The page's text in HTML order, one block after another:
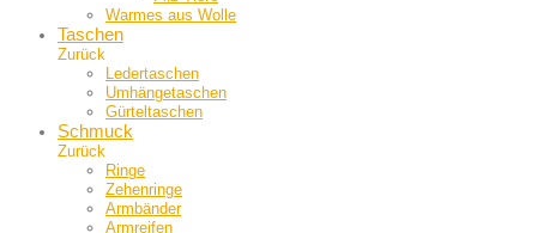
Warmes aus Wolle
Taschen
Zurück
Ledertaschen
Umhängetaschen
Gürteltaschen
Schmuck
Zurück
Ringe
Zehenringe
Armbänder
Armreifen